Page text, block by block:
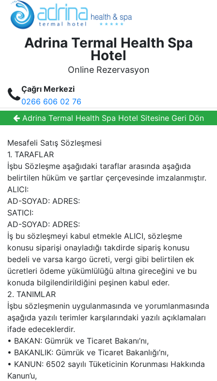
Adrina Termal Health Spa
Hotel
Online Rezervasyon
Çağrı Merkezi
0266 606 02 76
Adrina Termal Health Spa Hotel Sitesine Geri Dön
Mesafeli Satış Sözleşmesi
1. TARAFLAR
İşbu Sözleşme aşağıdaki taraflar arasında aşağıda
belirtilen hüküm ve şartlar çerçevesinde imzalanmıştır.
ALICI:
AD-SOYAD: ADRES:
SATICI:
AD-SOYAD: ADRES:
İş bu sözleşmeyi kabul etmekle ALICI, sözleşme
konusu siparişi onayladığı takdirde sipariş konusu
bedeli ve varsa kargo ücreti, vergi gibi belirtilen ek
ücretleri ödeme yükümlülüğü altına gireceğini ve bu
konuda bilgilendirildiğini peşinen kabul eder.
2. TANIMLAR
İşbu sözleşmenin uygulanmasında ve yorumlanmasında
aşağıda yazılı terimler karşılarındaki yazılı açıklamaları
ifade edeceklerdir.
• BAKAN: Gümrük ve Ticaret Bakanı’nı,
• BAKANLIK: Gümrük ve Ticaret Bakanlığı’nı,
• KANUN: 6502 sayılı Tüketicinin Korunması Hakkında
Kanun’u,